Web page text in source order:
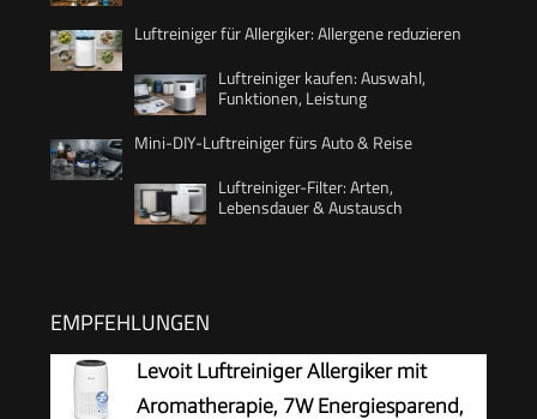
Luftreiniger für Allergiker: Allergene reduzieren
Luftreiniger kaufen: Auswahl,
Funktionen, Leistung
Mini-DIY-Luftreiniger fürs Auto & Reise
Luftreiniger-Filter: Arten,
Lebensdauer & Austausch
EMPFEHLUNGEN
Levoit Luftreiniger Allergiker mit
Aromatherapie, 7W Energiesparend,